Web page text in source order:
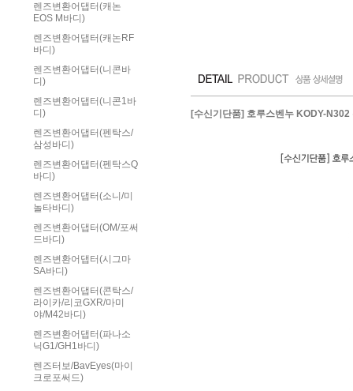
렌즈변환어댑터(캐논
EOS M바디)
렌즈변환어댑터(캐논RF
바디)
렌즈변환어댑터(니콘바
디)
렌즈변환어댑터(니콘1바
디)
렌즈변환어댑터(펜탁스/
삼성바디)
렌즈변환어댑터(펜탁스Q
바디)
렌즈변환어댑터(소니/미
놀타바디)
렌즈변환어댑터(OM/포써
드바디)
렌즈변환어댑터(시그마
SA바디)
렌즈변환어댑터(콘탁스/
라이카/리코GXR/마미
야/M42바디)
렌즈변환어댑터(파나소
닉G1/GH1바디)
렌즈터보/BavEyes(마이
크로포써드)
[수신기단품] 호루스벤누 KODY-